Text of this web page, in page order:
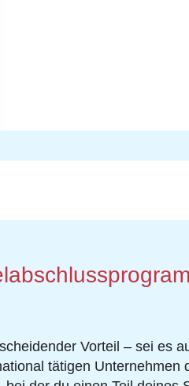
Vorteil – sei es
tätigen Unternehmen